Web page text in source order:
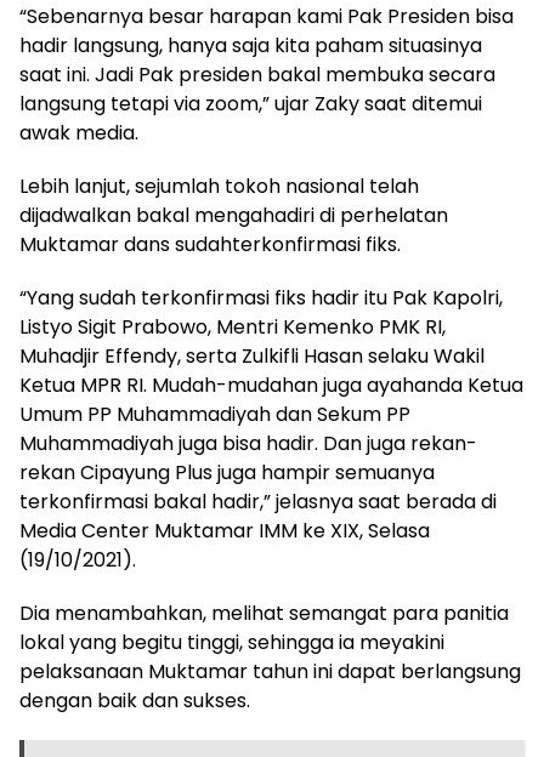
“Sebenarnya besar harapan kami Pak Presiden bisa
hadir langsung, hanya saja kita paham situasinya
saat ini. Jadi Pak presiden bakal membuka secara
langsung tetapi via zoom,” ujar Zaky saat ditemui
awak media.
Lebih lanjut, sejumlah tokoh nasional telah
dijadwalkan bakal mengahadiri di perhelatan
Muktamar dans sudahterkonfirmasi fiks.
“Yang sudah terkonfirmasi fiks hadir itu Pak Kapolri,
Listyo Sigit Prabowo, Mentri Kemenko PMK RI,
Muhadjir Effendy, serta Zulkifli Hasan selaku Wakil
Ketua MPR RI. Mudah-mudahan juga ayahanda Ketua
Umum PP Muhammadiyah dan Sekum PP
Muhammadiyah juga bisa hadir. Dan juga rekan-
rekan Cipayung Plus juga hampir semuanya
terkonfirmasi bakal hadir,” jelasnya saat berada di
Media Center Muktamar IMM ke XIX, Selasa
(19/10/2021).
Dia menambahkan, melihat semangat para panitia
lokal yang begitu tinggi, sehingga ia meyakini
pelaksanaan Muktamar tahun ini dapat berlangsung
dengan baik dan sukses.